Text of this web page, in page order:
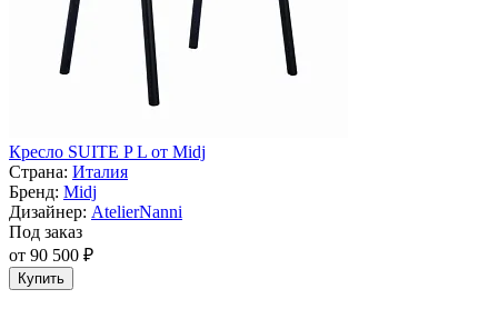
Кресло SUITE P L от Midj
Страна: Италия
Бренд: Midj
Дизайнер: AtelierNanni
Под заказ
от 90 500 ₽
Купить